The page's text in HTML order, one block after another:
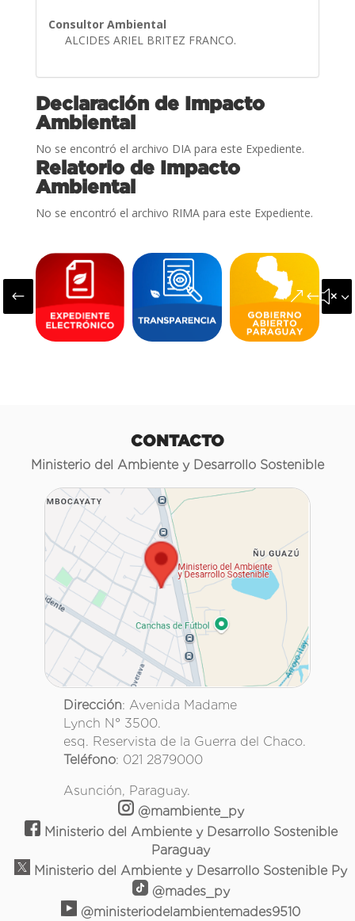
Consultor Ambiental
ALCIDES ARIEL BRITEZ FRANCO.
Declaración de Impacto
Ambiental
No se encontró el archivo DIA para este Expediente.
Relatorio de Impacto
Ambiental
No se encontró el archivo RIMA para este Expediente.
#
CONTACTO
Ministerio del Ambiente y Desarrollo Sostenible
Dirección: Avenida Madame
Lynch N° 3500.
esq. Reservista de la Guerra del Chaco.
Teléfono: 021 2879000
Asunción, Paraguay.
@mambiente_py
Ministerio del Ambiente y Desarrollo Sostenible
Paraguay
Ministerio del Ambiente y Desarrollo Sostenible Py
@mades_py
@ministeriodelambientemades9510